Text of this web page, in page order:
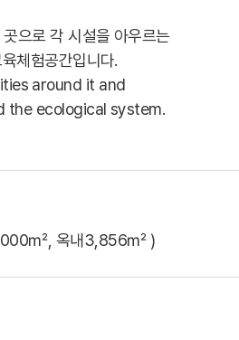
으로 각 시설을 아우르는
체험공간입니다.
around it and
the ecological system.
㎡, 옥내3,856㎡ )